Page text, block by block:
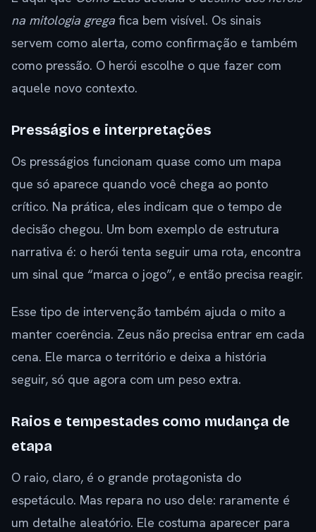
na mitologia grega fica bem visível. Os sinais
servem como alerta, como confirmação e também
como pressão. O herói escolhe o que fazer com
aquele novo contexto.
Presságios e interpretações
Os presságios funcionam quase como um mapa
que só aparece quando você chega ao ponto
crítico. Na prática, eles indicam que o tempo de
decisão chegou. Um bom exemplo de estrutura
narrativa é: o herói tenta seguir uma rota, encontra
um sinal que “marca o jogo”, e então precisa reagir.
Esse tipo de intervenção também ajuda o mito a
manter coerência. Zeus não precisa entrar em cada
cena. Ele marca o território e deixa a história
seguir, só que agora com um peso extra.
Raios e tempestades como mudança de
etapa
O raio, claro, é o grande protagonista do
espetáculo. Mas repara no uso dele: raramente é
um detalhe aleatório. Ele costuma aparecer para